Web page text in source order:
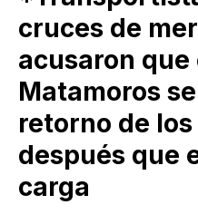
cruces de
acusaron que
Matamoros
retorno de
después que
carga